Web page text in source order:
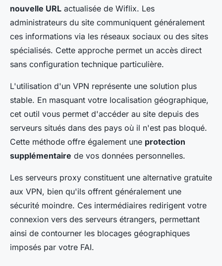
nouvelle URL actualisée de Wiflix. Les
administrateurs du site communiquent généralement
ces informations via les réseaux sociaux ou des sites
spécialisés. Cette approche permet un accès direct
sans configuration technique particulière.
L'utilisation d'un VPN représente une solution plus
stable. En masquant votre localisation géographique,
cet outil vous permet d'accéder au site depuis des
serveurs situés dans des pays où il n'est pas bloqué.
Cette méthode offre également une protection
supplémentaire de vos données personnelles.
Les serveurs proxy constituent une alternative gratuite
aux VPN, bien qu'ils offrent généralement une
sécurité moindre. Ces intermédiaires redirigent votre
connexion vers des serveurs étrangers, permettant
ainsi de contourner les blocages géographiques
imposés par votre FAI.